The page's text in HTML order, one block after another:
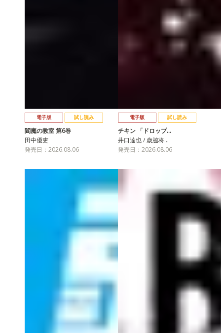
電子版 試し読み
閻魔の教室 第6巻
田中優吏
発売日：2026.08.06
電子版 試し読み
チキン 「ドロップ…
井口達也 / 歳脇将…
発売日：2026.08.06